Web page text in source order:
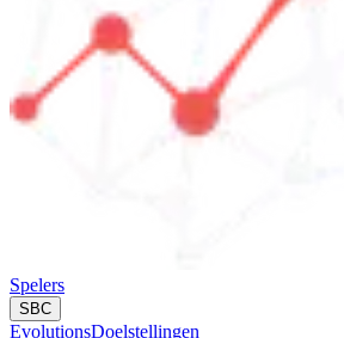
Spelers
SBC
EvolutionsDoelstellingen